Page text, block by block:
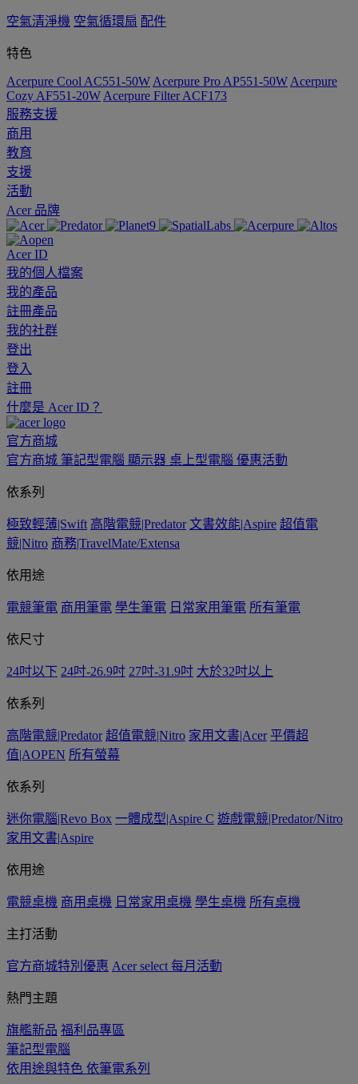
空氣清淨機 空氣循環扇 配件
特色
Acerpure Cool AC551-50W Acerpure Pro AP551-50W Acerpure
Cozy AF551-20W Acerpure Filter ACF173
服務支援
商用
教育
支援
活動
Acer 品牌
Acer ID
我的個人檔案
我的產品
註冊產品
我的社群
登出
登入
註冊
什麼是 Acer ID？
官方商城
官方商城 筆記型電腦 顯示器 桌上型電腦 優惠活動
依系列
極致輕薄|Swift 高階電競|Predator 文書效能|Aspire 超值電
競|Nitro 商務|TravelMate/Extensa
依用途
電競筆電 商用筆電 學生筆電 日常家用筆電 所有筆電
依尺寸
24吋以下 24吋-26.9吋 27吋-31.9吋 大於32吋以上
依系列
高階電競|Predator 超值電競|Nitro 家用文書|Acer 平價超
值|AOPEN 所有螢幕
依系列
迷你電腦|Revo Box 一體成型|Aspire C 遊戲電競|Predator/Nitro
家用文書|Aspire
依用途
電競桌機 商用桌機 日常家用桌機 學生桌機 所有桌機
主打活動
官方商城特別優惠 Acer select 每月活動
熱門主題
旗艦新品 福利品專區
筆記型電腦
依用途與特色 依筆電系列